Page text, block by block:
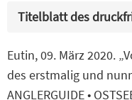
Titelblatt des
Eutin, 09. März 2020.
des erstmalig und
ANGLERGUIDE •